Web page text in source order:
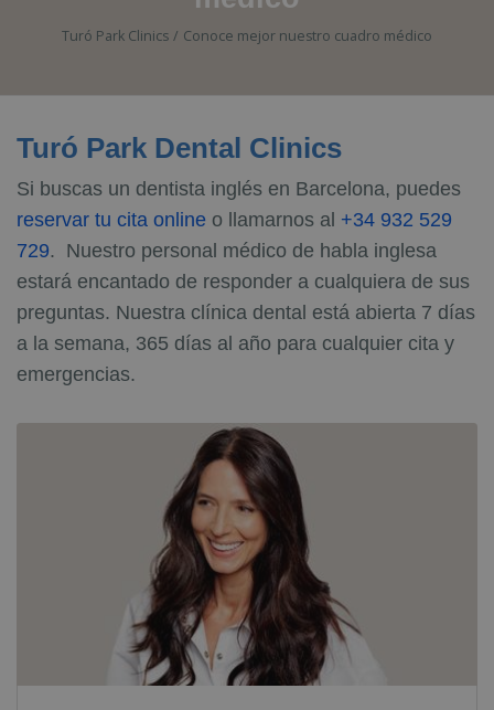
Turó Park Clinics Conoce mejor nuestro cuadro médico
Turó Park Dental Clinics
Si buscas un dentista inglés en Barcelona, puedes
reservar tu cita online o llamarnos al +34 932 529
729. Nuestro personal médico de habla inglesa
estará encantado de responder a cualquiera de sus
preguntas. Nuestra clínica dental está abierta 7 días
a la semana, 365 días al año para cualquier cita y
emergencias.